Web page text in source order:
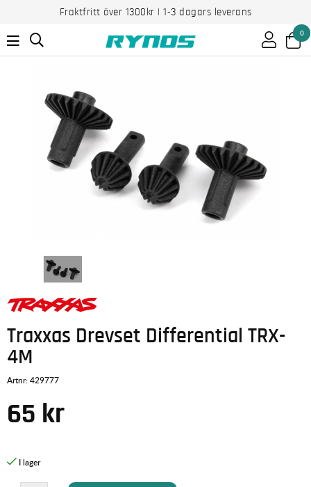
Fraktfritt över 1300kr | 1-3 dagars leverans
0
Traxxas Drevset Differential TRX-
4M
Artnr:429777
65 kr